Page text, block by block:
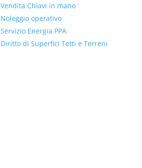
Vendita Chiavi in mano
Noleggio operativo
Servizio Energia PPA
Diritto di Superfici Tetti e Terreni